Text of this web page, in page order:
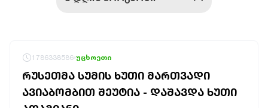
1786338586 უცხოეთი
ᲠᲣᲡᲔᲗᲛᲐ ᲡᲣᲛᲘᲡ ᲮᲣᲗᲘ ᲛᲐᲠᲗᲕᲐᲓᲘ
ᲐᲕᲘᲐᲑᲝᲛᲑᲘᲗ ᲨᲔᲣᲢᲘᲐ - ᲓᲐᲨᲐᲕᲓᲐ ᲮᲣᲗᲘ